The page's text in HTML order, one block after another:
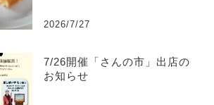
2026/7/27
7/26開催「さんの市」出店の
お知らせ